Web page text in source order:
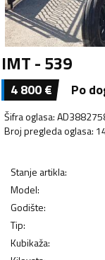
IMT - 539
4 800€ Po
Šifra oglasa:
Broj pregleda oglasa:
Stanje artikla:
Model:
Godište:
Tip:
Kubikaža: